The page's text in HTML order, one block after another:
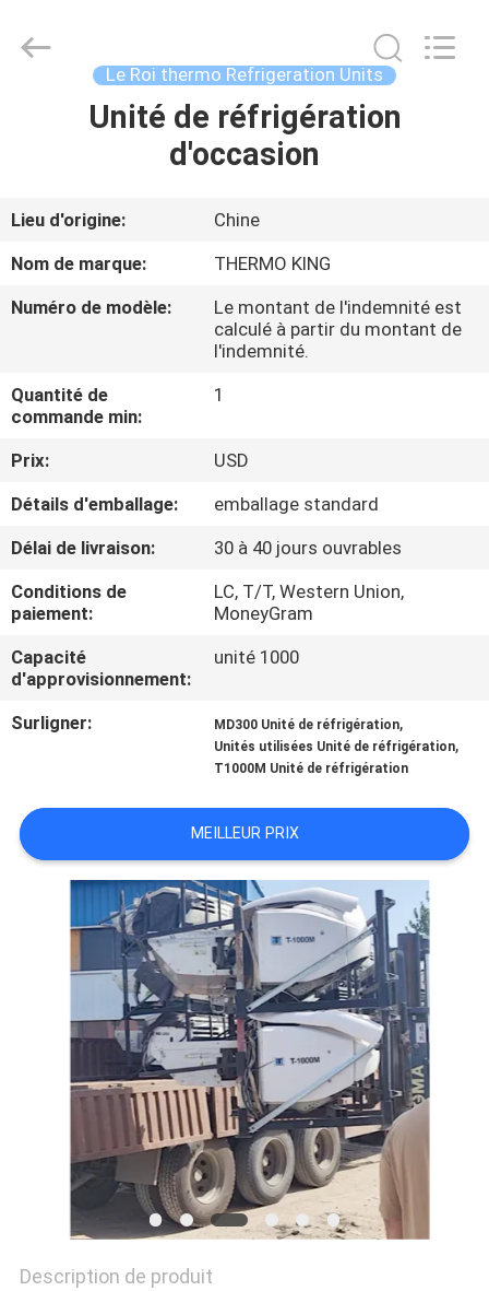
PRODUITS
DE
VISITE
DE
L'USINE
CONTRÔLE
DE
LA
NOUS
CONTACTER
NOUVELLES
AFFAIRES
POLITIQUE
MOTORS
INDUSTRY
Le Roi thermo Refrigeration Units
Unité de réfrigération
d'occasion
Lieu d'origine:
Chine
Nom de marque:
THERMO KING
Numéro de modèle:
Le montant de l'indemnité est
calculé à partir du montant de
l'indemnité.
Quantité de
commande min:
1
Prix:
USD
Détails d'emballage:
emballage standard
Délai de livraison:
30 à 40 jours ouvrables
Conditions de
paiement:
LC, T/T, Western Union,
MoneyGram
Capacité
d'approvisionnement:
unité 1000
Surligner: MD300 Unité de réfrigération,
Unités utilisées Unité de réfrigération,
T1000M Unité de réfrigération
MEILLEUR PRIX
Description de produit